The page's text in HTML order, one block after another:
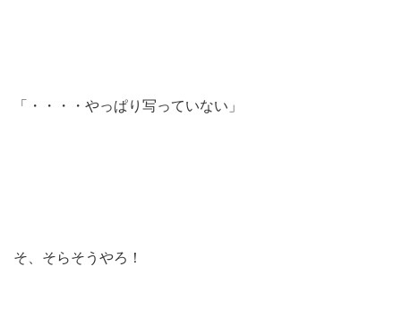
「・・・・やっぱり写っていない」
そ、そらそうやろ！